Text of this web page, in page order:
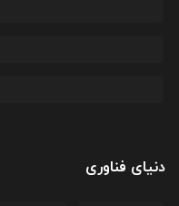
دنیای فناوری